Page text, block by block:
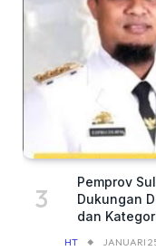
Pemprov
Dukungan
dan
HT JANUARI